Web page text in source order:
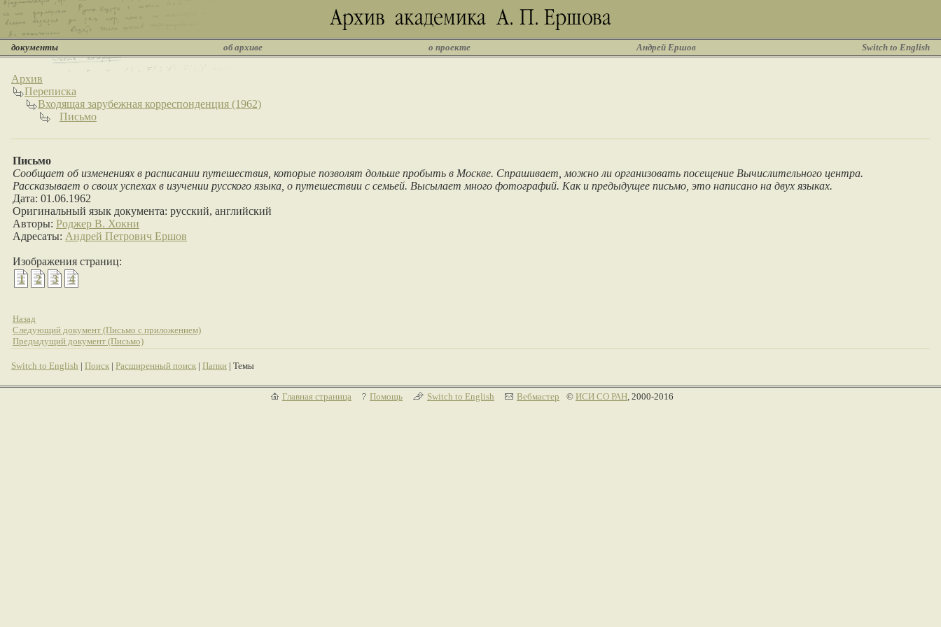
документы об архиве о проекте Андрей Ершов Switch to English
Архив
Переписка
Входящая зарубежная корреспонденция (1962)
Письмо
Письмо
Сообщает об изменениях в расписании путешествия, которые позволят дольше пробыть в Москве. Спрашивает, можно ли организовать посещение Вычислительного центра.
Рассказывает о своих успехах в изучении русского языка, о путешествии с семьей. Высылает много фотографий. Как и предыдущее письмо, это написано на двух языках.
Дата: 01.06.1962
Оригинальный язык документа: русский, английский
Авторы: Роджер В. Хокни
Адресаты: Андрей Петрович Ершов
Изображения страниц:
1
2 3 4
Назад
Следующий документ (Письмо с приложением)
Предыдущий документ (Письмо)
Switch to English | Поиск | Расширенный поиск | Папки | Темы
Главная страница Помощь Switch to English Вебмастер © ИСИ СО РАН, 2000-2016